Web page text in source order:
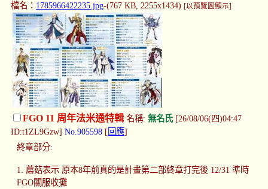
檔名： 1785966422235.jpg-(767 KB, 2255x1434) [以預覽圖顯示]
FGO 11 周年法米通特輯名稱: 無名氏[26/08/06(四)04:47
ID:t1ZL9Gzw] No.905598 [ 回應]
終章部分:
1. 蘑菇表示 原本8年前真的是計畫第二部終章打完後 12/31 準時
FGO關服收攤